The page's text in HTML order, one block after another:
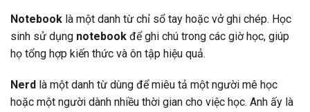
Notebook là một danh từ chỉ sổ tay hoặc vở ghi chép. Học
sinh sử dụng notebook để ghi chú trong các giờ học, giúp
họ tổng hợp kiến thức và ôn tập hiệu quả.
Nerd là một danh từ dùng để miêu tả một người mê học
hoặc một người dành nhiều thời gian cho việc học. Anh ấy là